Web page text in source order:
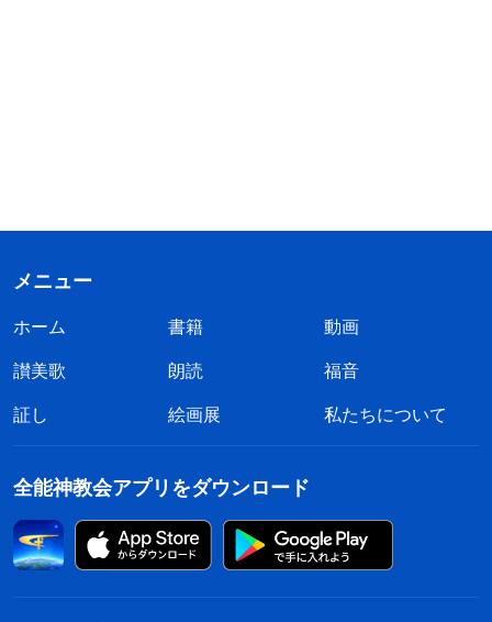
メニュー
ホーム 書籍
動画
讃美歌
朗読
福音
証し
絵画展 私たちについて
全能神教会アプリをダウンロード